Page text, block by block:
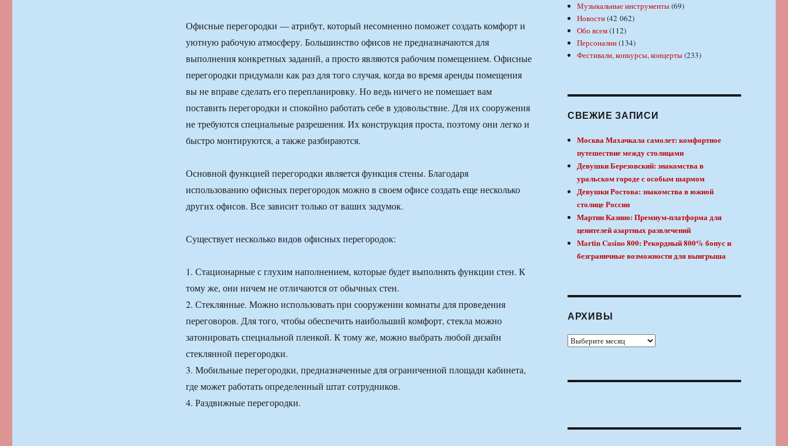
Офисные перегородки — атрибут, который несомненно поможет создать комфорт и
уютную рабочую атмосферу. Большинство офисов не предназначаются для
выполнения конкретных заданий, а просто являются рабочим помещением. Офисные
перегородки придумали как раз для того случая, когда во время аренды помещения
вы не вправе сделать его перепланировку. Но ведь ничего не помешает вам
поставить перегородки и спокойно работать себе в удовольствие. Для их сооружения
не требуются специальные разрешения. Их конструкция проста, поэтому они легко и
быстро монтируются, а также разбираются.
Основной функцией перегородки является функция стены. Благодаря
использованию офисных перегородок можно в своем офисе создать еще несколько
других офисов. Все зависит только от ваших задумок.
Существует несколько видов офисных перегородок:
1. Стационарные с глухим наполнением, которые будет выполнять функции стен. К
тому же, они ничем не отличаются от обычных стен.
2. Стеклянные. Можно использовать при сооружении комнаты для проведения
переговоров. Для того, чтобы обеспечить наибольший комфорт, стекла можно
затонировать специальной пленкой. К тому же, можно выбрать любой дизайн
стеклянной перегородки.
3. Мобильные перегородки, предназначенные для ограниченной площади кабинета,
где может работать определенный штат сотрудников.
4. Раздвижные перегородки.
Музыкальные инструменты(69)
Новости(42 062)
Обо всем(112)
Персоналии(134)
Фестивали, конкурсы, концерты(233)
СВЕЖИЕ ЗАПИСИ
Москва Махачкала самолет: комфортное
путешествие между столицами
Девушки Березовский: знакомства в
уральском городе с особым шармом
Девушки Ростова: знакомства в южной
столице России
Мартин Казино: Премиум-платформа для
ценителей азартных развлечений
Martin Casino 800: Рекордный 800% бонус и
безграничные возможности для выигрыша
АРХИВЫ
Архивы